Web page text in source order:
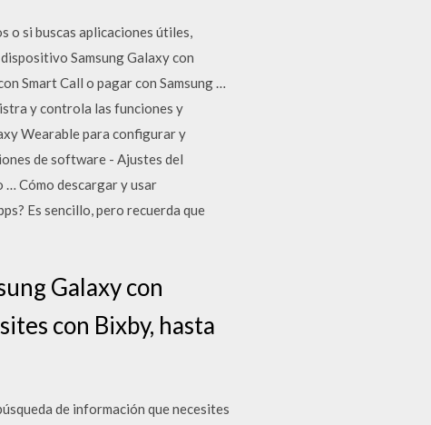
o si buscas aplicaciones útiles,
Samsung Galaxy con
Smart Call o pagar con Samsung …
y controla las funciones y
Wearable para configurar y
de software - Ajustes del
… Cómo descargar y usar
Es sencillo, pero recuerda que
Galaxy con
con Bixby, hasta
de información que necesites